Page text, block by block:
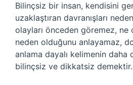
Bilinçsiz bir insan, kendisini
uzaklaştıran davranışları
olayları önceden göremez,
neden olduğunu anlayamaz,
anlama dayalı kelimenin daha
bilinçsiz ve dikkatsiz demektir.